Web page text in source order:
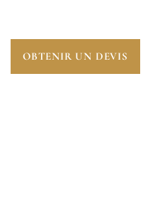
OBTENIR UN DEVIS